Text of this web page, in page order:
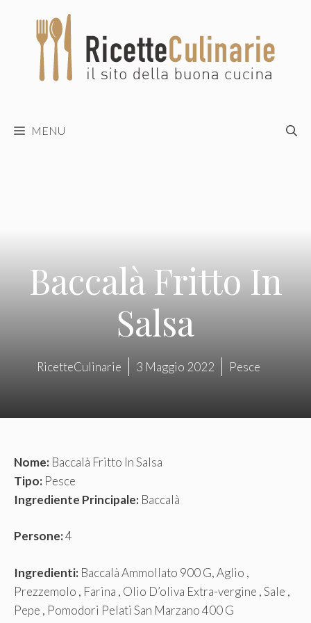
contenuto
MENU
Baccalà Fritto In
Salsa
RicetteCulinarie 3 Maggio 2022 Pesce
Nome: Baccalà Fritto In Salsa
Tipo: Pesce
Ingrediente Principale: Baccalà
Persone:4
Ingredienti: Baccalà Ammollato 900 G, Aglio ,
Prezzemolo , Farina , Olio D’oliva Extra-vergine , Sale ,
Pepe , Pomodori Pelati San Marzano 400 G